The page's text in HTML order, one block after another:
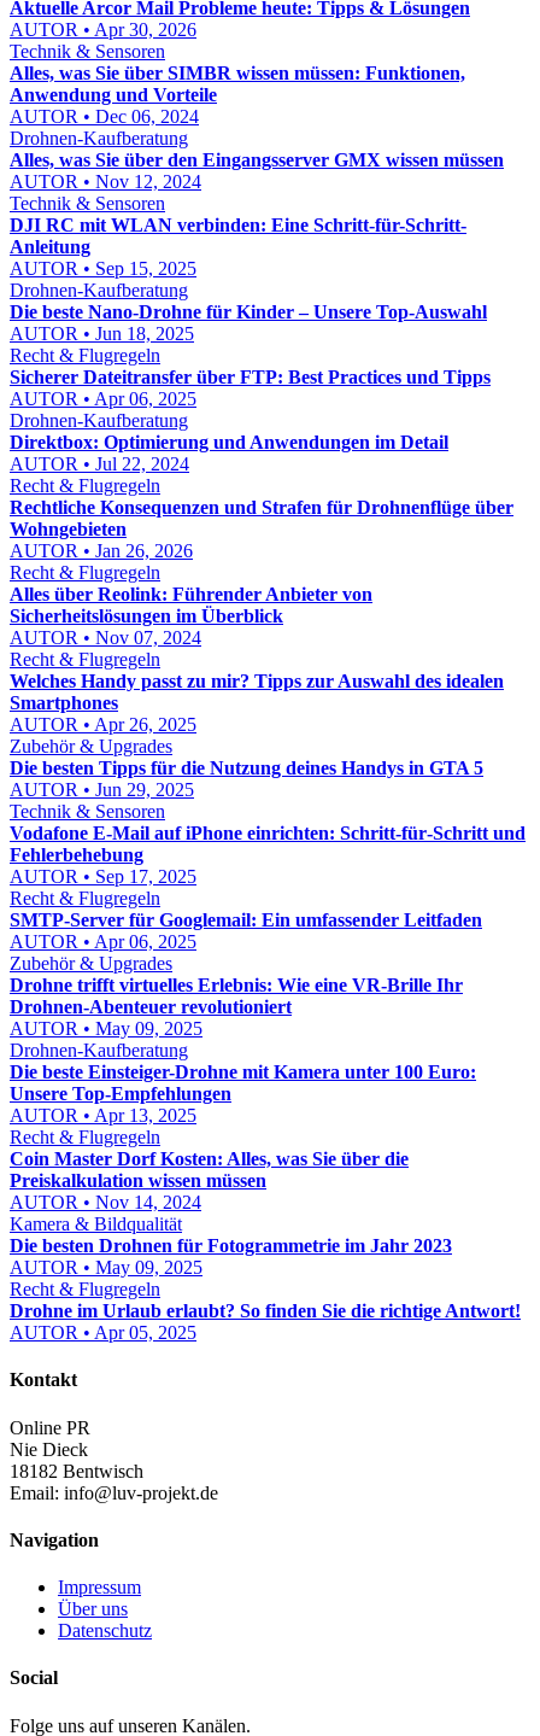
Aktuelle Arcor Mail Probleme heute: Tipps & Lösungen
AUTOR • Apr 30, 2026
Technik & Sensoren
Alles, was Sie über SIMBR wissen müssen: Funktionen,
Anwendung und Vorteile
AUTOR • Dec 06, 2024
Drohnen-Kaufberatung
Alles, was Sie über den Eingangsserver GMX wissen müssen
AUTOR • Nov 12, 2024
Technik & Sensoren
DJI RC mit WLAN verbinden: Eine Schritt-für-Schritt-
Anleitung
AUTOR • Sep 15, 2025
Drohnen-Kaufberatung
Die beste Nano-Drohne für Kinder – Unsere Top-Auswahl
AUTOR • Jun 18, 2025
Recht & Flugregeln
Sicherer Dateitransfer über FTP: Best Practices und Tipps
AUTOR • Apr 06, 2025
Drohnen-Kaufberatung
Direktbox: Optimierung und Anwendungen im Detail
AUTOR • Jul 22, 2024
Recht & Flugregeln
Rechtliche Konsequenzen und Strafen für Drohnenflüge über
Wohngebieten
AUTOR • Jan 26, 2026
Recht & Flugregeln
Alles über Reolink: Führender Anbieter von
Sicherheitslösungen im Überblick
AUTOR • Nov 07, 2024
Recht & Flugregeln
Welches Handy passt zu mir? Tipps zur Auswahl des idealen
Smartphones
AUTOR • Apr 26, 2025
Zubehör & Upgrades
Die besten Tipps für die Nutzung deines Handys in GTA 5
AUTOR • Jun 29, 2025
Technik & Sensoren
Vodafone E‑Mail auf iPhone einrichten: Schritt‑für‑Schritt und
Fehlerbehebung
AUTOR • Sep 17, 2025
Recht & Flugregeln
SMTP-Server für Googlemail: Ein umfassender Leitfaden
AUTOR • Apr 06, 2025
Zubehör & Upgrades
Drohne trifft virtuelles Erlebnis: Wie eine VR-Brille Ihr
Drohnen-Abenteuer revolutioniert
AUTOR • May 09, 2025
Drohnen-Kaufberatung
Die beste Einsteiger-Drohne mit Kamera unter 100 Euro:
Unsere Top-Empfehlungen
AUTOR • Apr 13, 2025
Recht & Flugregeln
Coin Master Dorf Kosten: Alles, was Sie über die
Preiskalkulation wissen müssen
AUTOR • Nov 14, 2024
Kamera & Bildqualität
Die besten Drohnen für Fotogrammetrie im Jahr 2023
AUTOR • May 09, 2025
Recht & Flugregeln
Drohne im Urlaub erlaubt? So finden Sie die richtige Antwort!
AUTOR • Apr 05, 2025
Kontakt
Online PR
Nie Dieck
18182 Bentwisch
Email: info@luv-projekt.de
Navigation
Impressum
Über uns
Datenschutz
Social
Folge uns auf unseren Kanälen.